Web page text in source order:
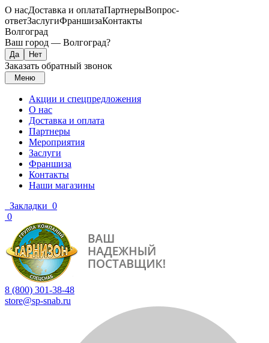
О насДоставка и оплатаПартнерыВопрос-
ответЗаслугиФраншизаКонтакты
Волгоград
Ваш город — Волгоград?
Заказать обратный звонок
Меню
Акции и спецпредложения
О нас
Доставка и оплата
Партнеры
Мероприятия
Заслуги
Франшиза
Контакты
Наши магазины
Закладки 0
0
8 (800) 301-38-48
store@sp-snab.ru